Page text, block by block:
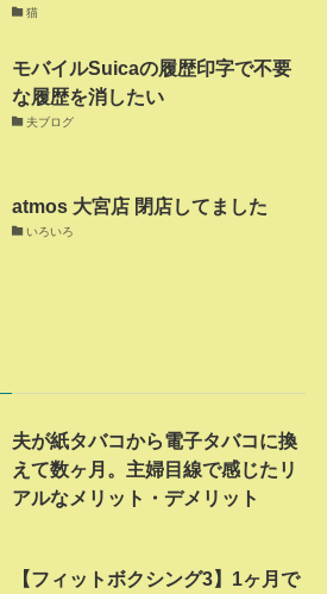
猫
モバイルSuicaの履歴印字で不要
な履歴を消したい
夫ブログ
atmos 大宮店 閉店してました
いろいろ
夫が紙タバコから電子タバコに換
えて数ヶ月。主婦目線で感じたリ
アルなメリット・デメリット
【フィットボクシング3】1ヶ月で